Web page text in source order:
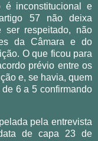
é inconstitucional e
57 não deixa
ser respeitado, não
da Câmara e do
O que ficou para
prévio entre os
e, se havia, quem
6 a 5 confirmando
pela entrevista
de capa 23 de